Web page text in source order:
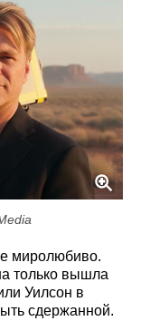
миролюбиво.
только вышла
Уилсон в
сдержанной.